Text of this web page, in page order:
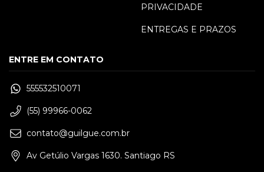
PRIVACIDADE
ENTREGAS E PRAZOS
ENTRE EM CONTATO
555532510071
(55) 99966-0062
contato@guilgue.com.br
Av Getúlio Vargas 1630. Santiago RS